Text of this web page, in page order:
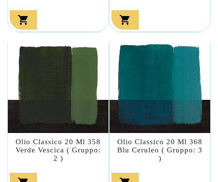
 
Olio Classico 20 Ml 358
Verde Vescica ( Gruppo:
2 )
Olio Classico 20 Ml 368
Blu Ceruleo ( Gruppo: 3
)